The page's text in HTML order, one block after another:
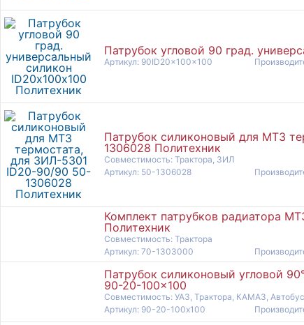
Патрубок угловой 90 град.
Артикул: 90ID20x100x100
Патрубок силиконовый для МТЗ
1306028 Политехник
Совместимость: Трактора, ЗИЛ
Артикул: 50-1306028
Комплект патрубков радиатора
Политехник
Совместимость: Трактора
Артикул: 70-1303000
Патрубок силиконовый угловой
90-20-100x100
Совместимость: УАЗ, Трактора, КАМАЗ,
Артикул: 90-20-100x100